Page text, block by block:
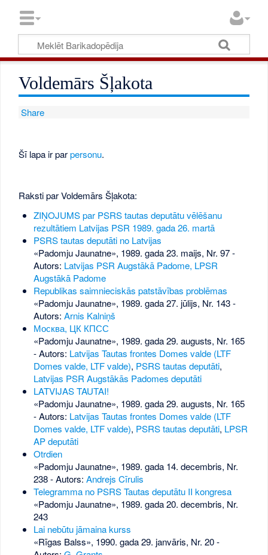
Voldemārs Šļakota
Share
Šī lapa ir parpersonu.
Raksti par Voldemārs Šļakota:
ZIŅOJUMS par PSRS tautas deputātu vēlēšanu
rezultātiem Latvijas PSR 1989. gada 26. martā
PSRS tautas deputāti no Latvijas
«Padomju Jaunatne», 1989. gada 23. maijs, Nr. 97-
Autors: Latvijas PSR Augstākā Padome, LPSR
Augstākā Padome
Republikas saimnieciskās patstāvības problēmas
«Padomju Jaunatne», 1989. gada 27. jūlijs, Nr. 143-
Autors: Arnis Kalniņš
Москва, ЦК КПСС
«Padomju Jaunatne», 1989. gada 29. augusts, Nr. 165
- Autors: Latvijas Tautas frontes Domes valde (LTF
Domes valde, LTF valde), PSRS tautas deputāti,
Latvijas PSR Augstākās Padomes deputāti
LATVIJAS TAUTAI!
«Padomju Jaunatne», 1989. gada 29. augusts, Nr. 165
- Autors: Latvijas Tautas frontes Domes valde (LTF
Domes valde, LTF valde), PSRS tautas deputāti, LPSR
AP deputāti
Otrdien
«Padomju Jaunatne», 1989. gada 14. decembris, Nr.
238- Autors: Andrejs Cīrulis
Telegramma no PSRS Tautas deputātu II kongresa
«Padomju Jaunatne», 1989. gada 20. decembris, Nr.
243
Lai nebūtu jāmaina kurss
«Rīgas Balss», 1990. gada 29. janvāris, Nr. 20-